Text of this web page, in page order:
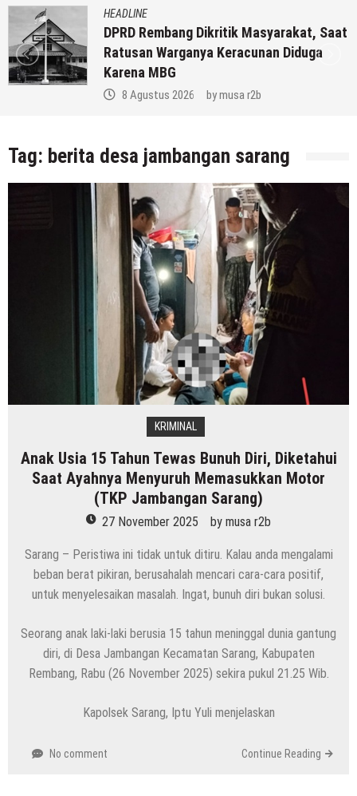
HEADLINE
DPRD Rembang Dikritik Masyarakat, Saat
Ratusan Warganya Keracunan Diduga
Karena MBG
8 Agustus 2026 bymusa r2b
Tag: berita desa jambangan sarang
KRIMINAL
Anak Usia 15 Tahun Tewas Bunuh Diri, Diketahui
Saat Ayahnya Menyuruh Memasukkan Motor
(TKP Jambangan Sarang)
27 November 2025 by musa r2b
Sarang – Peristiwa ini tidak untuk ditiru. Kalau anda mengalami
beban berat pikiran, berusahalah mencari cara-cara positif,
untuk menyelesaikan masalah. Ingat, bunuh diri bukan solusi.
Seorang anak laki-laki berusia 15 tahun meninggal dunia gantung
diri, di Desa Jambangan Kecamatan Sarang, Kabupaten
Rembang, Rabu (26 November 2025) sekira pukul 21.25 Wib.
Kapolsek Sarang, Iptu Yuli menjelaskan
No comment Continue Reading